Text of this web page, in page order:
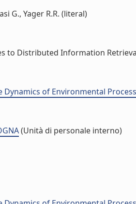
G., Yager R.R. (literal)
to Distributed Information
of Environmental
(Unità di personale interno)